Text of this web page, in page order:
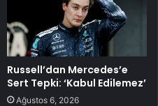
Russell’dan Mercedes’e
Sert Tepki: ‘Kabul Edilemez’
Ağustos 6, 2026